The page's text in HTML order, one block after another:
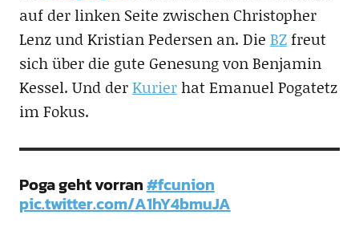
auf der linken Seite zwischen Christopher
Lenz und Kristian Pedersen an. Die BZfreut
sich über die gute Genesung von Benjamin
Kessel. Und derKurierhat Emanuel Pogatetz
im Fokus.
Poga geht vorran#fcunion
pic.twitter.com/A1hY4bmuJA